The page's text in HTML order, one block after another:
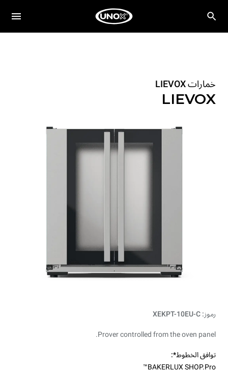
خمارات LIEVOX
LIEVOX
رموز: XEKPT-10EU-C
Prover controlled from the oven panel.
توافق الخطوط*:
BAKERLUX SHOP.Pro™